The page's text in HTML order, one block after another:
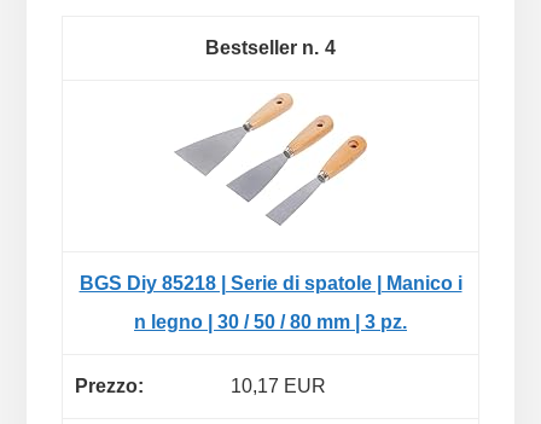
4
BGS Diy 85218 | Serie di spatole | Manico i
n legno | 30 / 50 / 80 mm | 3 pz.
10,17 EUR